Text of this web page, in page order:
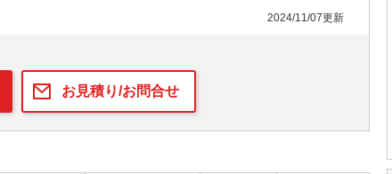
2024/11/07更新
お見積り/お問合せ